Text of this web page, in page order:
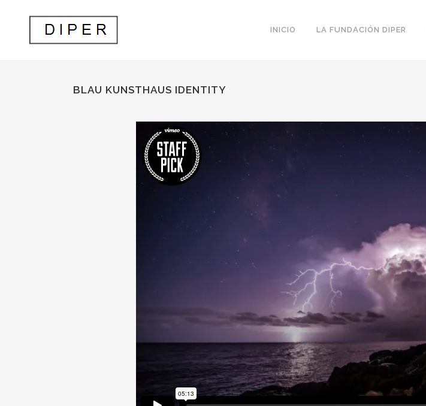
INICIO LA FUNDACIÓN DIPER
BLAU KUNSTHAUS IDENTITY